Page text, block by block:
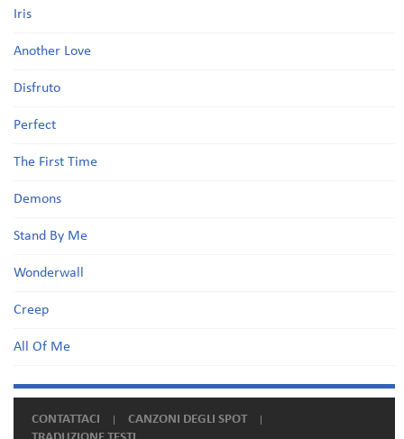
Iris
Another Love
Disfruto
Perfect
The First Time
Demons
Stand By Me
Wonderwall
Creep
All Of Me
CONTATTACI
CANZONI DEGLI SPOT